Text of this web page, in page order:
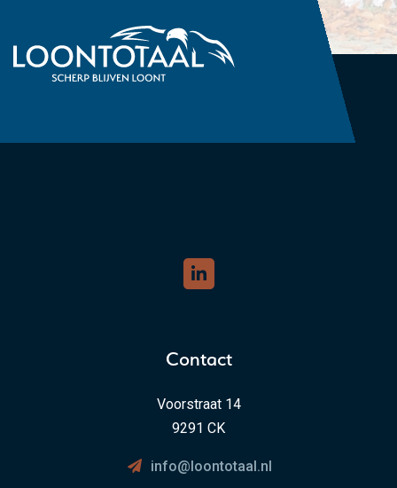
Contact
Voorstraat 14
9291 CK
info@loontotaal.nl